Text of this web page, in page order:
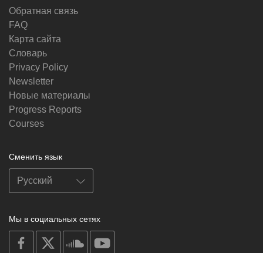
Обратная связь
FAQ
Карта сайта
Словарь
Privacy Policy
Newsletter
Новые материалы
Progress Reports
Courses
Сменить язык
Мы в социальных сетях
on
facebook
soundcloud